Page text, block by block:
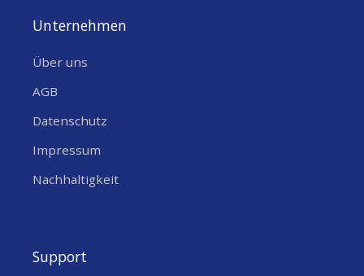
Unternehmen
Über uns
AGB
Datenschutz
Impressum
Nachhaltigkeit
Support